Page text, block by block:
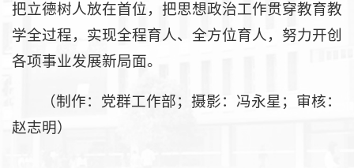
把立德树人放在首位，把思想政治工作贯穿教育教
学全过程，实现全程育人、全方位育人，努力开创
各项事业发展新局面。
（制作：党群工作部；摄影：冯永星；审核：
赵志明）